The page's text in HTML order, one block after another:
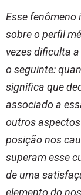
Esse fenômeno
sobre o perfil
vezes dificulta
o seguinte:
significa que
associado a
outros
posição nos
superam esse
de uma
elemento do